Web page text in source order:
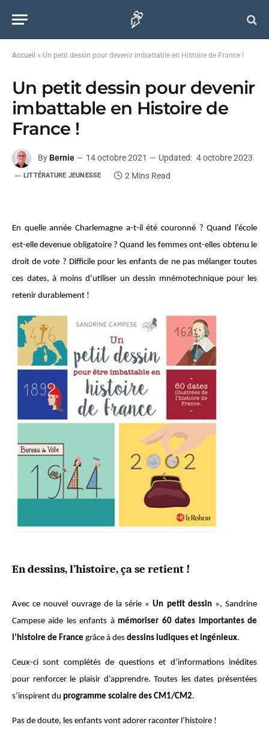
Accueil » Un petit dessin pour devenir imbattable en Histoire de France !
Un petit dessin pour devenir
imbattable en Histoire de
France !
By Bernie 14 octobre 2021 Updated: 4 octobre 2023
LITTÉRATURE JEUNESSE 2 Mins Read
En quelle année Charlemagne a-t-il été couronné ? Quand l’école
est-elle devenue obligatoire ? Quand les femmes ont-elles obtenu le
droit de vote ? Difficile pour les enfants de ne pas mélanger toutes
ces dates, à moins d’utiliser un dessin mnémotechnique pour les
retenir durablement !
En dessins, l’histoire, ça se retient !
Avec ce nouvel ouvrage de la série «Un petit dessin», Sandrine
Campese aide les enfants à mémoriser 60 dates importantes de
l’histoire de France grâce à des dessins ludiques et ingénieux.
Ceux-ci sont complétés de questions et d’informations inédites
pour renforcer le plaisir d’apprendre. Toutes les dates présentées
s’inspirent du programme scolaire des CM1/CM2.
Pas de doute, les enfants vont adorer raconter l’histoire !